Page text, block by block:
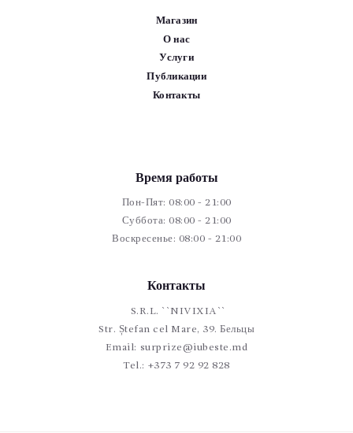
Магазин
О нас
Услуги
Публикации
Контакты
Время работы
Пон-Пят: 08:00 - 21:00
Суббота: 08:00 - 21:00
Воскресенье: 08:00 - 21:00
Контакты
S.R.L. ``NIVIXIA``
Str. Ștefan cel Mare, 39. Бельцы
Email: surprize@iubeste.md
Tel.: +373 7 92 92 828